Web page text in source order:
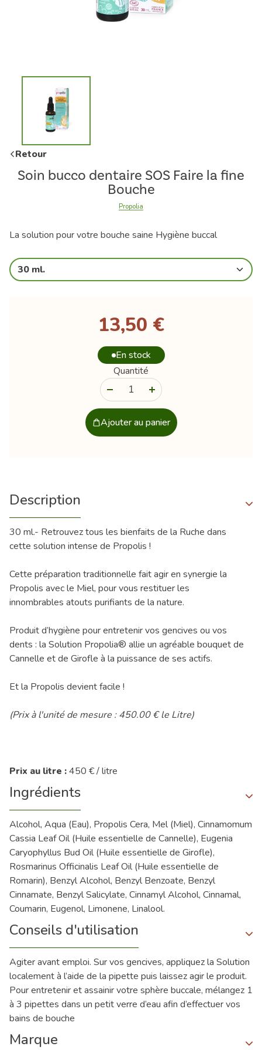
Retour
Soin bucco dentaire SOS Faire la fine
Bouche
Propolia
La solution pour votre bouche saine Hygiène buccal
30 ml.
13,50 €
En stock
Quantité
Ajouter au panier
Description
30 ml.- Retrouvez tous les bienfaits de la Ruche dans
cette solution intense de Propolis !
Cette préparation traditionnelle fait agir en synergie la
Propolis avec le Miel, pour vous restituer les
innombrables atouts purifiants de la nature.
Produit d’hygiène pour entretenir vos gencives ou vos
dents : la Solution Propolia® allie un agréable bouquet de
Cannelle et de Girofle à la puissance de ses actifs.
Et la Propolis devient facile !
(Prix à l'unité de mesure : 450.00 € le Litre)
Prix au litre :450 € / litre
Ingrédients
Alcohol, Aqua (Eau), Propolis Cera, Mel (Miel), Cinnamomum
Cassia Leaf Oil (Huile essentielle de Cannelle), Eugenia
Caryophyllus Bud Oil (Huile essentielle de Girofle),
Rosmarinus Officinalis Leaf Oil (Huile essentielle de
Romarin), Benzyl Alcohol, Benzyl Benzoate, Benzyl
Cinnamate, Benzyl Salicylate, Cinnamyl Alcohol, Cinnamal,
Coumarin, Eugenol, Limonene, Linalool.
Conseils d'utilisation
Agiter avant emploi. Sur vos gencives, appliquez la Solution
localement à l’aide de la pipette puis laissez agir le produit.
Pour entretenir et assainir votre sphère buccale, mélangez 1
à 3 pipettes dans un petit verre d’eau afin d’effectuer vos
bains de bouche
Marque